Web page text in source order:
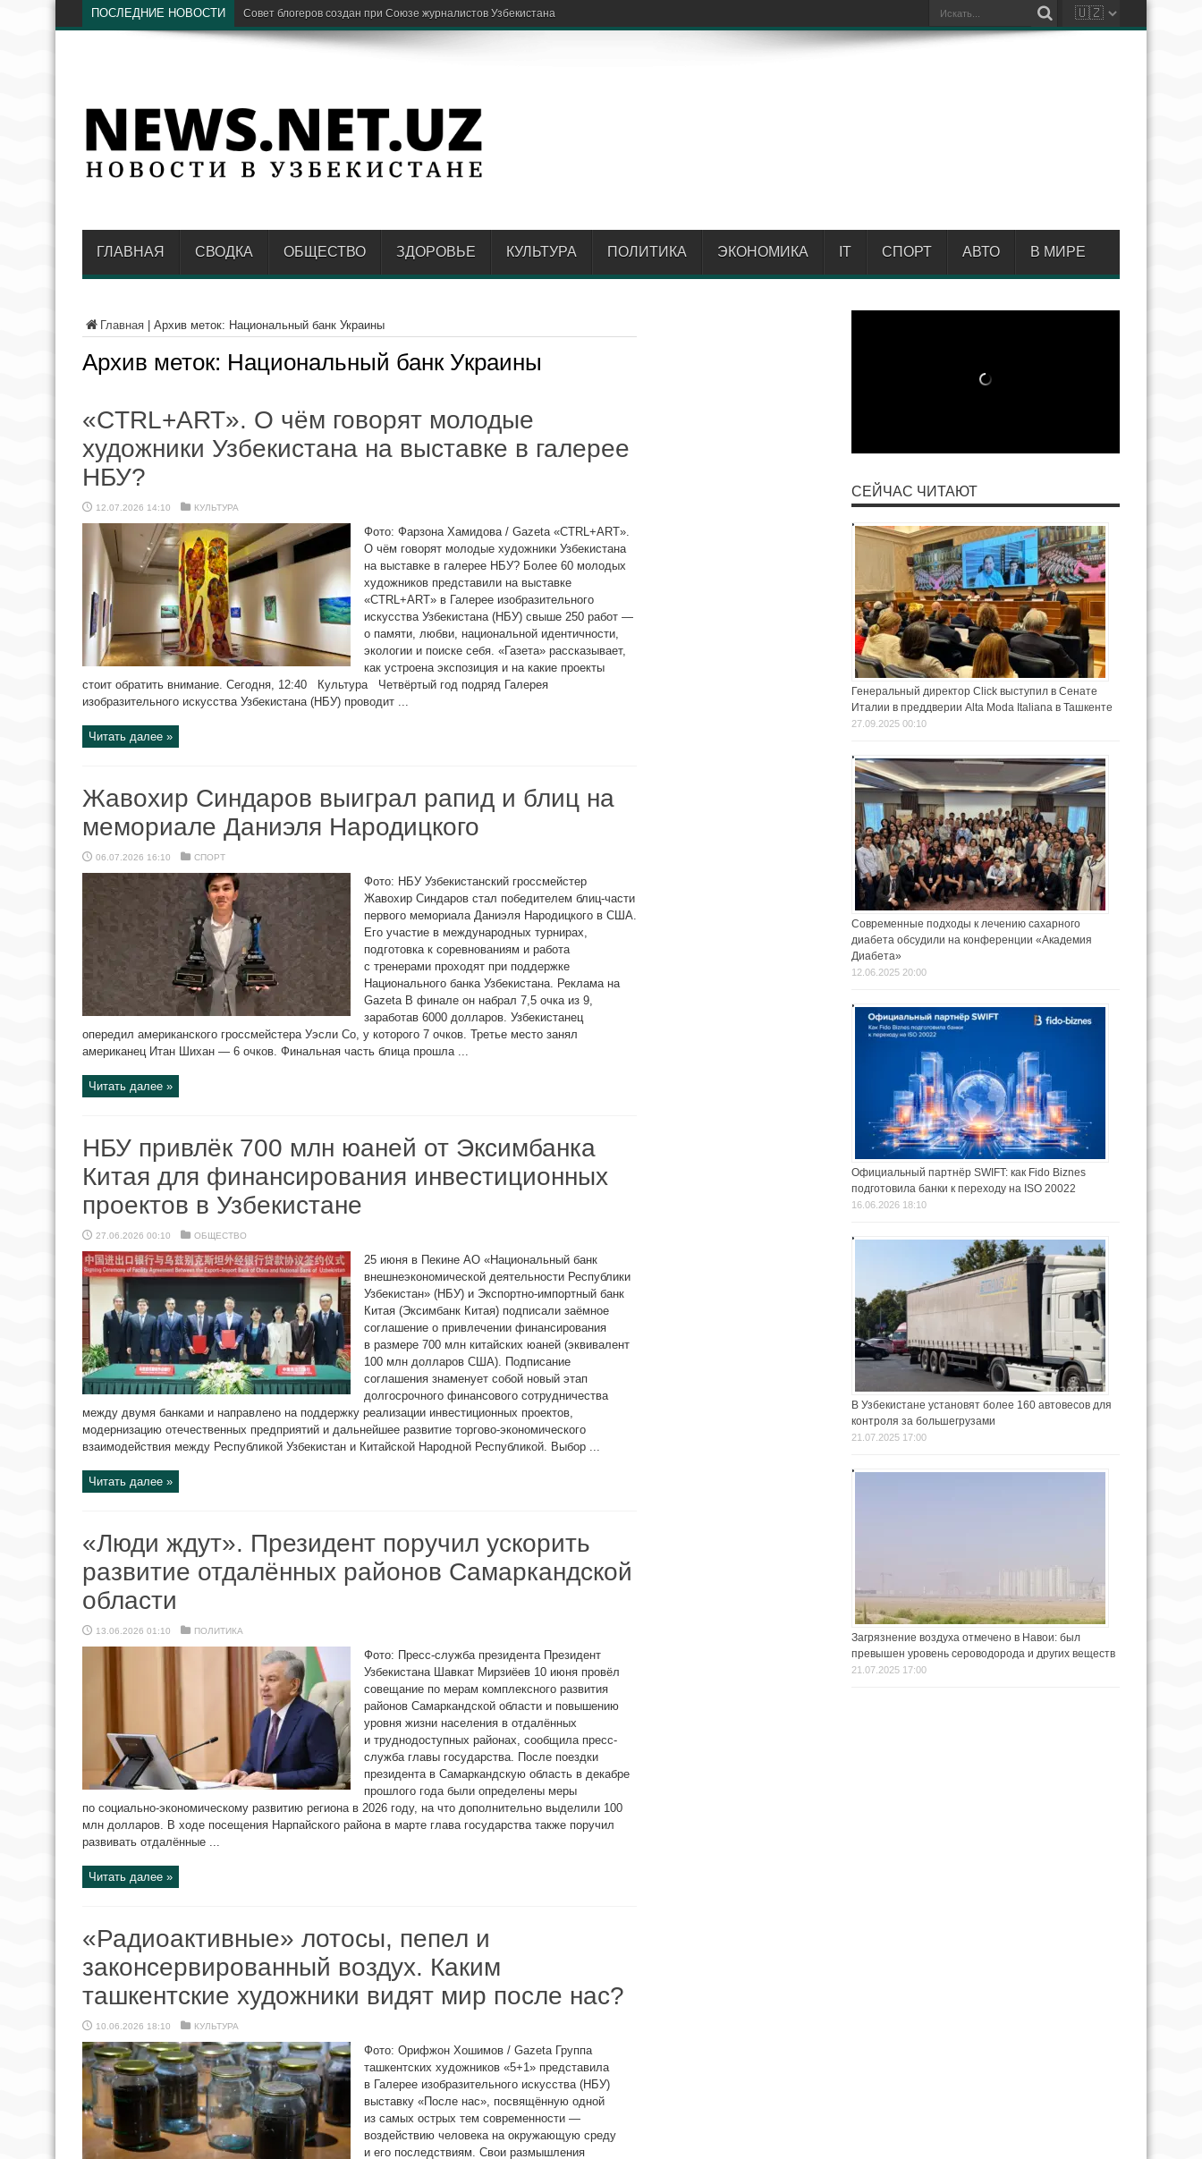
ПОСЛЕДНИЕ НОВОСТИ Предстоящая зима стане
ГЛАВНАЯ СВОДКА ОБЩЕСТВО ЗДОРОВЬЕ КУЛЬТУРА ПОЛИТИКА ЭКОНОМИКА IT СПОРТ АВТО В МИРЕ
Главная Архив меток: Национальный банк Украины
Архив меток: Национальный банк Украины
«CTRL+ART». О чём говорят молодые
художники Узбекистана на выставке в галерее
НБУ?
12.07.2026 14:10 КУЛЬТУРА
Фото: Фарзона Хамидова / Gazeta «CTRL+ART».
О чём говорят молодые художники Узбекистана
на выставке в галерее НБУ? Более 60 молодых
художников представили на выставке
«CTRL+ART» в Галерее изобразительного
искусства Узбекистана (НБУ) свыше 250 работ —
о памяти, любви, национальной идентичности,
экологии и поиске себя. «Газета» рассказывает,
как устроена экспозиция и на какие проекты
стоит обратить внимание. Сегодня, 12:40 Культура Четвёртый год подряд Галерея
изобразительного искусства Узбекистана (НБУ) проводит ...
Читать далее »
Жавохир Синдаров выиграл рапид и блиц на
мемориале Даниэля Народицкого
06.07.2026 16:10 СПОРТ
Фото: НБУ Узбекистанский гроссмейстер
Жавохир Синдаров стал победителем блиц-части
первого мемориала Даниэля Народицкого в США.
Его участие в международных турнирах,
подготовка к соревнованиям и работа
с тренерами проходят при поддержке
Национального банка Узбекистана. Реклама на
Gazeta В финале он набрал 7,5 очка из 9,
заработав 6000 долларов. Узбекистанец
опередил американского гроссмейстера Уэсли Со, у которого 7 очков. Третье место занял
американец Итан Шихан — 6 очков. Финальная часть блица прошла ...
Читать далее »
НБУ привлёк 700 млн юаней от Эксимбанка
Китая для финансирования инвестиционных
проектов в Узбекистане
27.06.2026 00:10 ОБЩЕСТВО
25 июня в Пекине АО «Национальный банк
внешнеэкономической деятельности Республики
Узбекистан» (НБУ) и Экспортно-импортный банк
Китая (Эксимбанк Китая) подписали заёмное
соглашение о привлечении финансирования
в размере 700 млн китайских юаней (эквивалент
100 млн долларов США). Подписание
соглашения знаменует собой новый этап
долгосрочного финансового сотрудничества
между двумя банками и направлено на поддержку реализации инвестиционных проектов,
модернизацию отечественных предприятий и дальнейшее развитие торгово-экономического
взаимодействия между Республикой Узбекистан и Китайской Народной Республикой. Выбор ...
Читать далее »
«Люди ждут». Президент поручил ускорить
развитие отдалённых районов Самаркандской
области
13.06.2026 01:10 ПОЛИТИКА
Фото: Пресс-служба президента Президент
Узбекистана Шавкат Мирзиёев 10 июня провёл
совещание по мерам комплексного развития
районов Самаркандской области и повышению
уровня жизни населения в отдалённых
и труднодоступных районах, сообщила пресс-
служба главы государства. После поездки
президента в Самаркандскую область в декабре
прошлого года были определены меры
по социально-экономическому развитию региона в 2026 году, на что дополнительно выделили 100
млн долларов. В ходе посещения Нарпайского района в марте глава государства также поручил
развивать отдалённые ...
Читать далее »
«Радиоактивные» лотосы, пепел и
законсервированный воздух. Каким
ташкентские художники видят мир после нас?
10.06.2026 18:10 КУЛЬТУРА
Фото: Орифжон Хошимов / Gazeta Группа
ташкентских художников «5+1» представила
в Галерее изобразительного искусства (НБУ)
выставку «После нас», посвящённую одной
из самых острых тем современности —
воздействию человека на окружающую среду
и его последствиям. Свои размышления
СЕЙЧАС ЧИТАЮТ
Генеральный директор Click выступил в Сенате
Италии в преддверии Alta Moda Italiana в Ташкенте
27.09.2025 00:10
Современные подходы к лечению сахарного
диабета обсудили на конференции «Академия
Диабета»
12.06.2025 20:00
Официальный партнёр SWIFT: как Fido Biznes
подготовила банки к переходу на ISO 20022
16.06.2026 18:10
В Узбекистане установят более 160 автовесов для
контроля за большегрузами
21.07.2025 17:00
Загрязнение воздуха отмечено в Навои: был
превышен уровень сероводорода и других веществ
21.07.2025 17:00